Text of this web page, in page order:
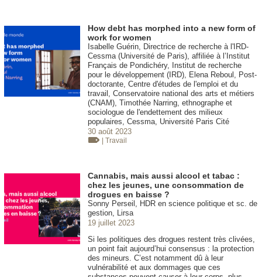
How debt has morphed into a new form of
work for women
Isabelle Guérin, Directrice de recherche à l'IRD-
Cessma (Université de Paris), affiliée à l’Institut
Français de Pondichéry, Institut de recherche
pour le développement (IRD), Elena Reboul, Post-
doctorante, Centre d'études de l'emploi et du
travail, Conservatoire national des arts et métiers
(CNAM), Timothée Narring, ethnographe et
sociologue de l'endettement des milieux
populaires, Cessma, Université Paris Cité
30 août 2023
| Travail
Cannabis, mais aussi alcool et tabac :
chez les jeunes, une consommation de
drogues en baisse ?
Sonny Perseil, HDR en science politique et sc. de
gestion, Lirsa
19 juillet 2023
Si les politiques des drogues restent très clivées,
un point fait aujourd’hui consensus : la protection
des mineurs. C’est notamment dû à leur
vulnérabilité et aux dommages que ces